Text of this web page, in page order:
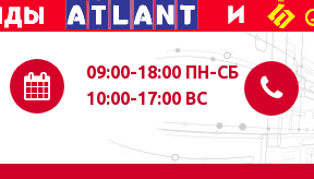
09:00-18:00 ПН-СБ
10:00-17:00 ВС